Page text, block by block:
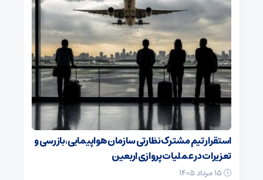
استقرار تیم مشترک نظارتی سازمان هواپیمایی، بازرسی و
تعزیرات در عملیات پروازی اربعین